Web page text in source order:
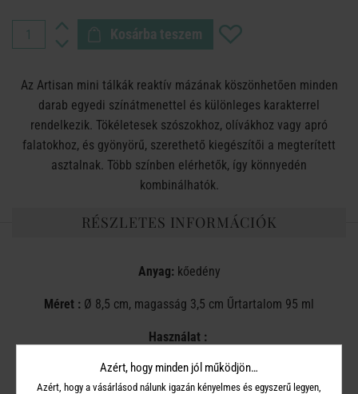
Kosárba teszem
Az Artisan mini tálkák reaktív mázának köszönhetően minden
darab egyedi színátmenettel és különleges karakterrel
rendelkezik. Tökéletesek szószokhoz, olívákhoz vagy apró
falatokhoz, és gyönyörű, szerethető kiegészítői a megterített
asztalnak. Több színben elérhetők, így könnyedén
kombinálhatók.
RÉSZLETES INFORMÁCIÓK
Anyag:kőedény
Méret : Ø 8,5 cm, magasság 3,5 cm Űrtartalom 95 ml
Használat :
Mikrohullámú sütőben használható
Azért, hogy minden jól működjön…
Azért, hogy a vásárlásod nálunk igazán kényelmes és egyszerű legyen,